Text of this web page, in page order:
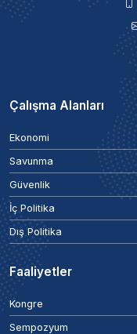
Çalışma Alanları
Ekonomi
Savunma
Güvenlik
İç Politika
Dış Politika
Faaliyetler
Kongre
Sempozyum